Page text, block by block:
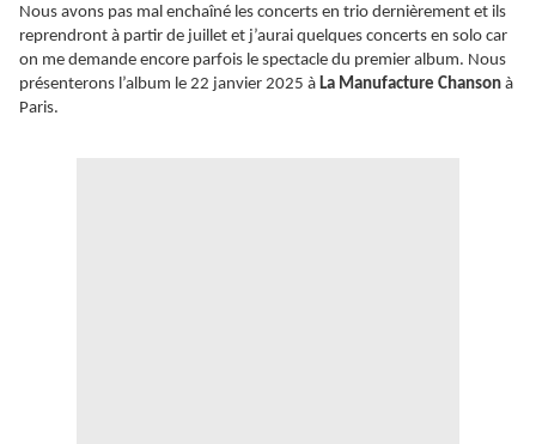
Nous avons pas mal enchaîné les concerts en trio dernièrement et ils
reprendront à partir de juillet et j’aurai quelques concerts en solo car
on me demande encore parfois le spectacle du premier album. Nous
présenterons l’album le 22 janvier 2025 à La Manufacture Chanson à
Paris.